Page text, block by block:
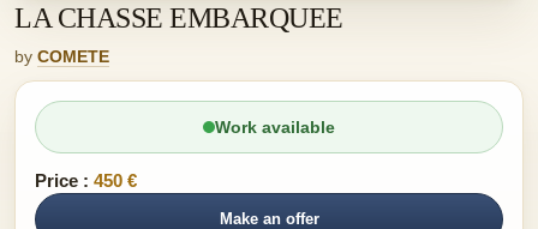
LA CHASSE EMBARQUEE
by COMETE
Work available
Price : 450 €
Make an offer